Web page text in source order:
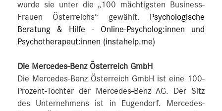
wurde sie unter die „100 mächtigsten Business-
Frauen Österreichs“ gewählt.
Psychologische
Beratung & Hilfe - Online-Psycholog:innen und
Psychotherapeut:innen (instahelp.me)
Die Mercedes-Benz Österreich GmbH
Die Mercedes-Benz Österreich GmbH ist eine 100-
Prozent-Tochter der Mercedes-Benz AG. Der Sitz
des Unternehmens ist in Eugendorf. Mercedes-